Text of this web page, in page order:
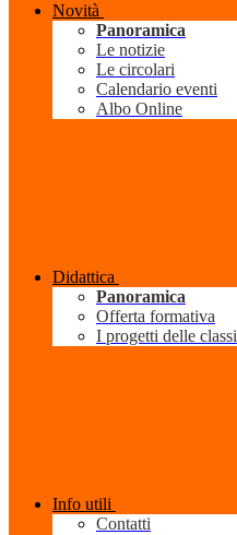
Novità
Panoramica
Le notizie
Le circolari
Calendario eventi
Albo Online
Didattica
Panoramica
Offerta formativa
I progetti delle classi
Info utili
Contatti